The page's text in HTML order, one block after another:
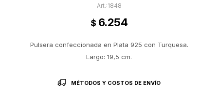
1848
$ 6.254
Pulsera confeccionada en Plata 925 con Turquesa.
Largo: 19,5 cm.
MÉTODOS Y COSTOS DE ENVÍO